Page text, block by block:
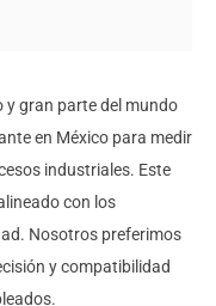
y gran parte del mundo
en México para medir
industriales. Este
con los
Nosotros preferimos
y compatibilidad